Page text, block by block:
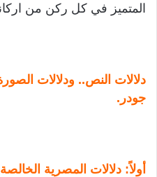
المتميز في كل ركن من
دلالات النص.. ودلالات
جودر.
أولاً: دلالات المصرية